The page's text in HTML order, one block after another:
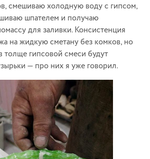
смешиваю холодную воду с гипсом,
шпателем и получаю
для заливки. Консистенция
на жидкую сметану без комков, но
толще гипсовой смеси будут
— про них я уже говорил.